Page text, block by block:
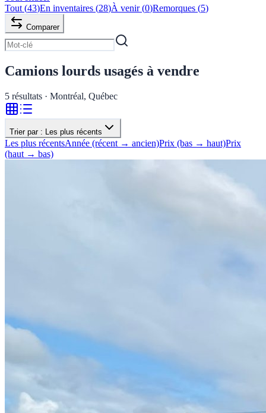
Tout (43)En inventaires (28)À venir (0)Remorques (5)
Comparer
Camions lourds usagés à vendre
5 résultats · Montréal, Québec
Trier par : Les plus récents
Les plus récentsAnnée (récent → ancien)Prix (bas → haut)Prix
(haut → bas)